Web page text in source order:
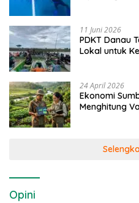
11 Juni 2026
PDKT Danau
Lokal untuk
24 April 2026
Ekonomi
Menghitung
Opini